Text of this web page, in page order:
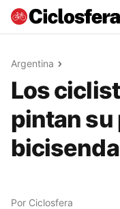
Argentina
Los
pintan su
bicisenda
Por Ciclosfera